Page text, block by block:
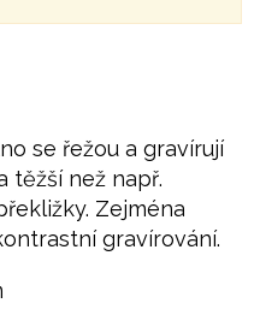
se řežou a gravírují
těžší než např.
Zejména
gravírování.